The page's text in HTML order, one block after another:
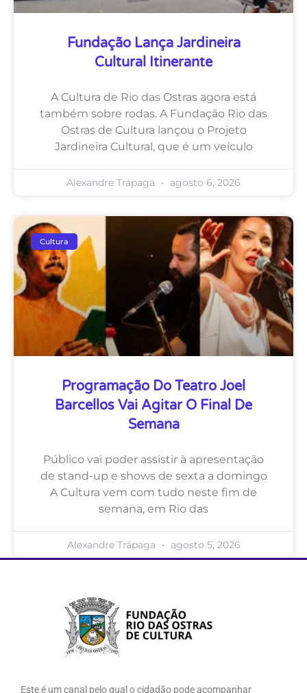
Fundação Lança Jardineira
Cultural Itinerante
A Cultura de Rio das Ostras agora está
também sobre rodas. A Fundação Rio das
Ostras de Cultura lançou o Projeto
Jardineira Cultural, que é um veículo
Alexandre Trápaga agosto 6, 2026
Cultura
Programação Do Teatro Joel
Barcellos Vai Agitar O Final De
Semana
Público vai poder assistir à apresentação
de stand-up e shows de sexta a domingo
A Cultura vem com tudo neste fim de
semana, em Rio das
Alexandre Trápaga agosto 5, 2026
Este é um canal pelo qual o cidadão pode acompanhar